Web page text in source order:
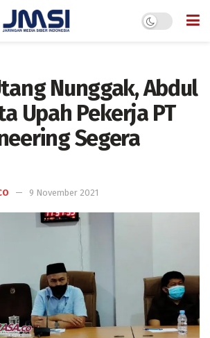
Nunggak, Abdul
Upah Pekerja PT
Segera
9 November 2021